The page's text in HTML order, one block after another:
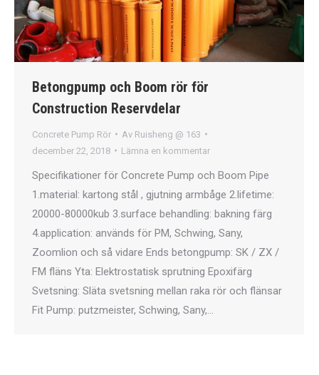
Betongpump och Boom rör för
Construction Reservdelar
Concrete Pump Rör Av Ruisheng @ 163
december 22, 2018
Lämna en kommentar
Specifikationer för Concrete Pump och Boom Pipe
1.material: kartong stål , gjutning armbåge 2.lifetime:
20000-80000kub 3.surface behandling: bakning färg
4.application: används för PM, Schwing, Sany,
Zoomlion och så vidare Ends betongpump: SK / ZX /
FM fläns Yta: Elektrostatisk sprutning Epoxifärg
Svetsning: Släta svetsning mellan raka rör och flänsar
Fit Pump: putzmeister, Schwing, Sany,…